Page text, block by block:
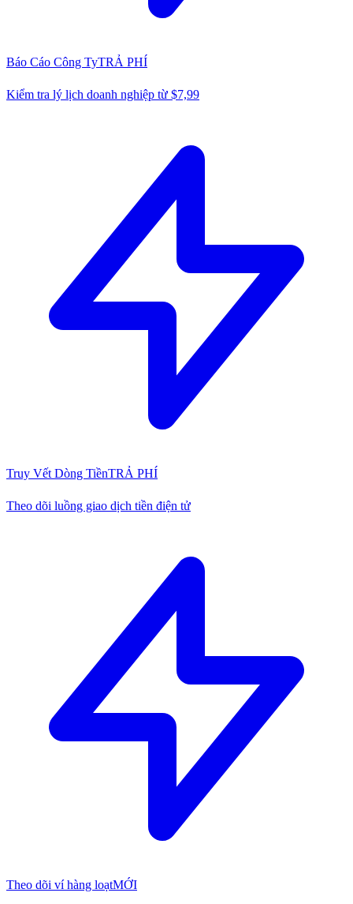
Báo Cáo Công TyTRẢ PHÍ
Kiểm tra lý lịch doanh nghiệp từ $7,99
Truy Vết Dòng TiềnTRẢ PHÍ
Theo dõi luồng giao dịch tiền điện tử
Theo dõi ví hàng loạtMỚI